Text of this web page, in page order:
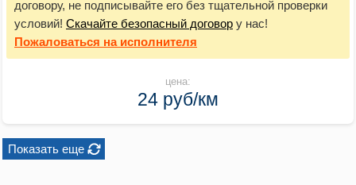
договору, не подписывайте его без тщательной проверки
условий! Скачайте безопасный договор у нас!
Пожаловаться на исполнителя
цена:
24 руб/км
Показать еще